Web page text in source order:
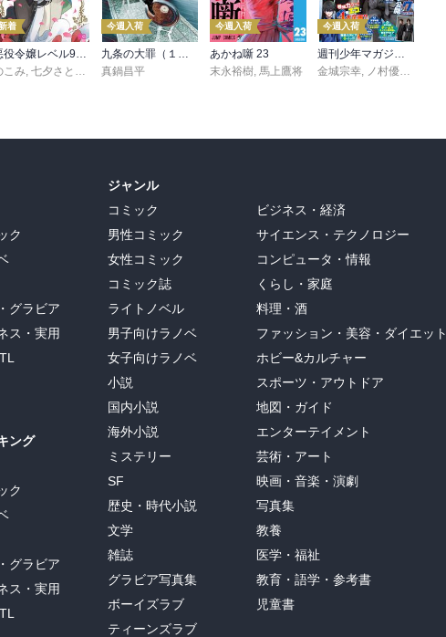
,転
着
こみ ,七夕さとり Tea
今週入荷
真鍋昌平
今週入荷
あかね噺 23
末永裕樹, 馬上鷹将
今週入荷
金城宗幸
ノ村優介
ク
グラビア
ス・実用
ング
ク
グラビア
ス・実用
ジャンル
コミック
男性コミック
女性コミック
コミック誌
ライトノベル
男子向けラノベ
女子向けラノベ
小説
国内小説
海外小説
ミステリー
SF
歴史・時代小説
文学
雑誌
グラビア写真集
ボーイズラブ
ティーンズラブ
ビジネス・経済
サイエンス・テクノロジー
コンピュータ・情報
くらし・家庭
料理・酒
ファッション・美容・ダイエット
ホビー&カルチャー
スポーツ・アウトドア
地図・ガイド
エンターテイメント
芸術・アート
映画・音楽・演劇
写真集
教養
医学・福祉
教育・語学・参考書
児童書